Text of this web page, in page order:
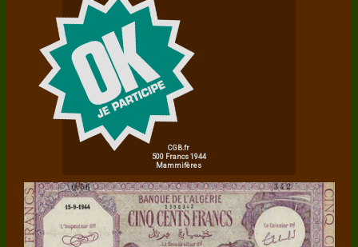
CGB.fr
500 Francs 1944
Mammifères